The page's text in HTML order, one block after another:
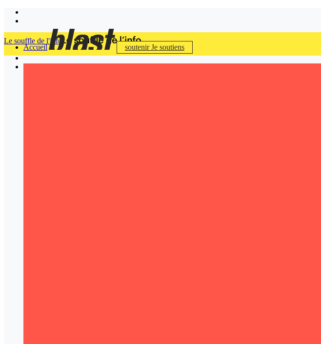
Accueil soutenirJe soutiens
Le souffle de l'info